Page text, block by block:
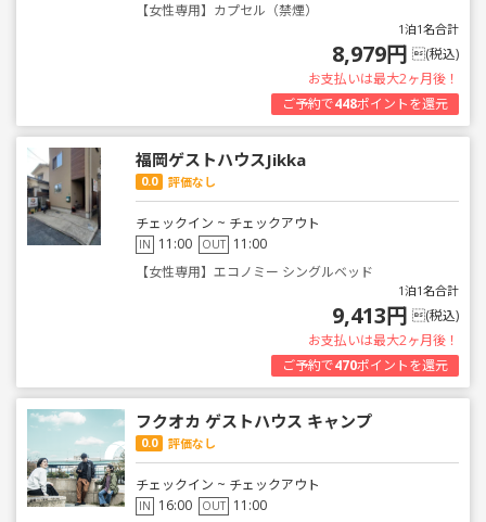
【女性専用】カプセル（禁煙）
1泊1名合計
8,979円 (税込)
お支払いは最大2ヶ月後！
ご予約で448ポイントを還元
福岡ゲストハウスJikka
0.0 評価なし
チェックイン ~ チェックアウト
IN 11:00 OUT 11:00
【女性専用】エコノミー シングルベッド
1泊1名合計
9,413円 (税込)
お支払いは最大2ヶ月後！
ご予約で470ポイントを還元
フクオカ ゲストハウス キャンプ
0.0 評価なし
チェックイン ~ チェックアウト
IN 16:00 OUT 11:00